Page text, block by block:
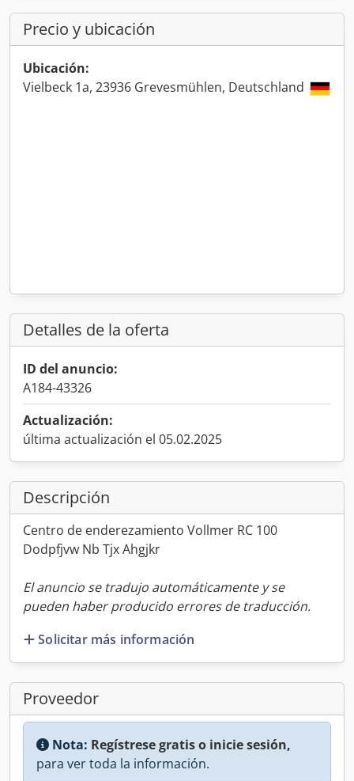
Precio y ubicación
Ubicación:
Vielbeck 1a, 23936 Grevesmühlen, Deutschland
Detalles de la oferta
ID del anuncio:
A184-43326
Actualización:
última actualización el 05.02.2025
Descripción
Centro de enderezamiento Vollmer RC 100
Dodpfjvw Nb Tjx Ahgjkr
El anuncio se tradujo automáticamente y se
pueden haber producido errores de traducción.
Solicitar más información
Proveedor
Nota: Regístrese gratis o inicie sesión,
para ver toda la información.